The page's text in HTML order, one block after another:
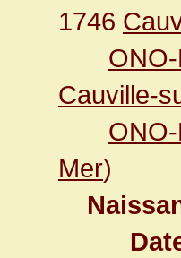
1746
Cauville-
Mer)